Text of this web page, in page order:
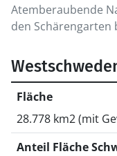
Atemberaubende
den Schärengarten
Fläche
28.778 km2 (mit
Anteil Fläche